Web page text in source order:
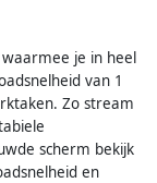
je in heel
van 1
Zo stream
scherm bekijk
en